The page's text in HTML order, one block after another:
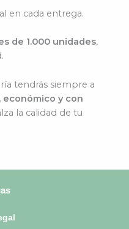
en cada entrega.
de 1.000 unidades,
tendrás siempre a
económico y con
la calidad de tu